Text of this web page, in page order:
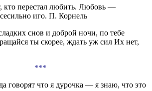
кто перестал любить. Любовь —
иго. П. Корнель
снов и доброй ночи, по тебе
ты скорее, ждать уж сил Их нет,
***
говорят что я дурочка — я знаю, что это